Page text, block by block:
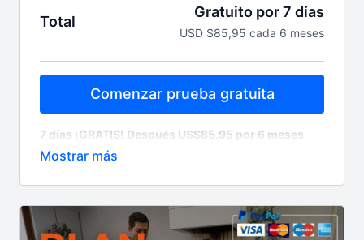
Total
Gratuito por 7 días
USD $85,95 cada 6 meses
Comenzar prueba gratuita
7 días ¡GRATIS! Después US$85.95 por 6 meses
Cobro automático semestral (cada 6 meses) /
Lo que necesitas para ser tu mejor versión, todo en
6am, más de 15 programas grabados para todos los
niveles y objetivos, calendario mensual, guías